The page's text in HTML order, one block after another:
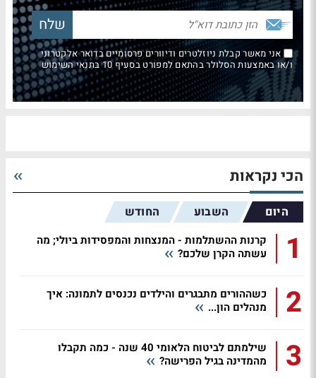
אני מאשר קבלת ניוזלטרים ודיוורים פרסומיים בדואר אלקטרוני
ו/או באמצעות הסלולר בהתאם למפורט בסעיף 10 בתנאי השימוש
הכי נקראות
היום השבוע החודש
1
קרנות ההשתלמות - המנצחות והמפסידות ביולי; מה
עשתה הקרן שלכם?
2
כשההורים מתבגרים והילדים נכנסים לתמונה: איך
מנהלים הון...
3
שילמתם לביטוח הלאומי 40 שנה - כמה תקבלו
מהמדינה בגיל הפרישה?